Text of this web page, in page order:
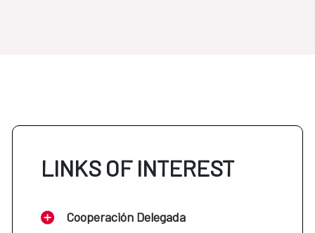
LINKS OF INTEREST
Cooperación Delegada